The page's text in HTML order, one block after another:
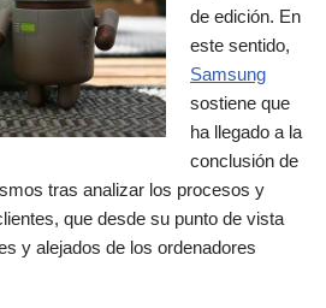
de edición. En
este sentido,
Samsung
sostiene que
ha llegado a la
conclusión de
tras analizar los procesos y
que desde su punto de vista
y alejados de los ordenadores